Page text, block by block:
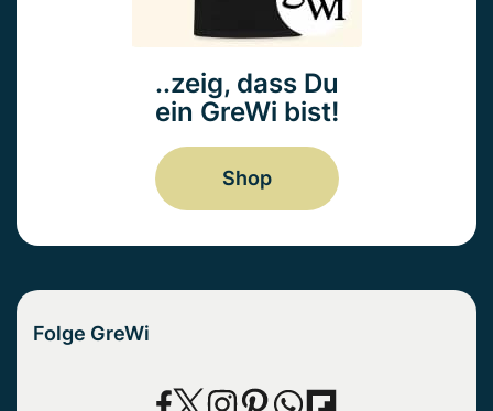
..zeig, dass Du
ein GreWi bist!
Shop
Folge GreWi